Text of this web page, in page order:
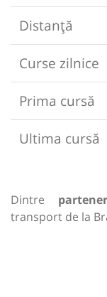
Distanță
Curse zilnice
Prima cursă
Ultima cursă
Dintre
transport de la